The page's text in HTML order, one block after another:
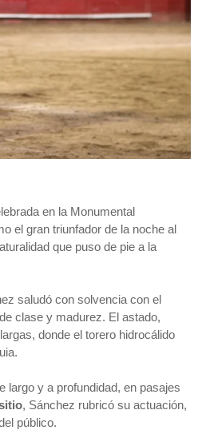
en la Monumental
el gran triunfador de la noche al
que puso de pie a la
saludó con solvencia con el
clase y madurez. El astado,
donde el torero hidrocálido
largo y a profundidad, en pasajes
, Sánchez rubricó su actuación,
público.